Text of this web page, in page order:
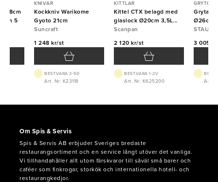
Ø18cm
5
KNIVAR
Kockkniv Warikome
Gyoto 21cm
Suncraft
1 248 kr/st
BEST.VARA 3-5D
Art. Nr: K23118
KITTLAR
Kittel CTX belagd med
glaslock Ø20cm 3,5L
Scanpan
Scanpan
2 120 kr/st
BEST.VARA 1-2V
Art. Nr: K625200
GRYTOR
Gryta
Ø26cm
Staub
STAUB
3 005
Art.
Om Spis & Servis
Spis & Servis AB erbjuder Sveriges bredaste
restaurangsortiment och en service långt utöver det vanliga.
Vi tillhandahåller allt utom färskvaror till såväl små barer och
caféer som finkrogar, storkök och internationella hotell- och
restaurangkedjor.